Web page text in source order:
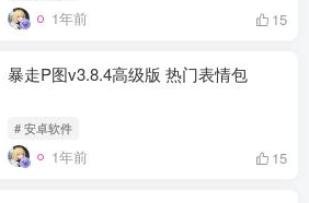
1年前 15
暴走P图v3.8.4高级版 热门表情包
# 安卓软件
1年前 15